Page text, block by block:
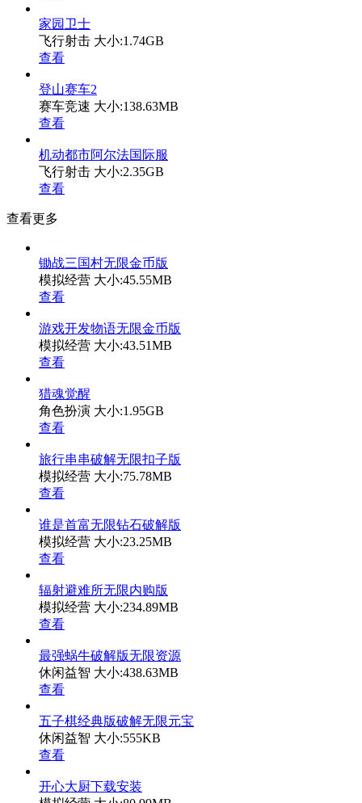
家园卫士
飞行射击 大小:1.74GB
查看
登山赛车2
赛车竞速 大小:138.63MB
查看
机动都市阿尔法国际服
飞行射击 大小:2.35GB
查看
查看更多
锄战三国村无限金币版
模拟经营 大小:45.55MB
查看
游戏开发物语无限金币版
模拟经营 大小:43.51MB
查看
猎魂觉醒
角色扮演 大小:1.95GB
查看
旅行串串破解无限扣子版
模拟经营 大小:75.78MB
查看
谁是首富无限钻石破解版
模拟经营 大小:23.25MB
查看
辐射避难所无限内购版
模拟经营 大小:234.89MB
查看
最强蜗牛破解版无限资源
休闲益智 大小:438.63MB
查看
五子棋经典版破解无限元宝
休闲益智 大小:555KB
查看
开心大厨下载安装